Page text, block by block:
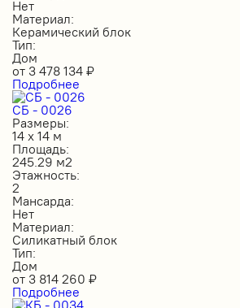
Нет
Материал:
Керамический блок
Тип:
Дом
от 3 478 134 ₽
Подробнее
СБ - 0026
Размеры:
14 х 14 м
Площадь:
245.29 м2
Этажность:
2
Мансарда:
Нет
Материал:
Силикатный блок
Тип:
Дом
от 3 814 260 ₽
Подробнее